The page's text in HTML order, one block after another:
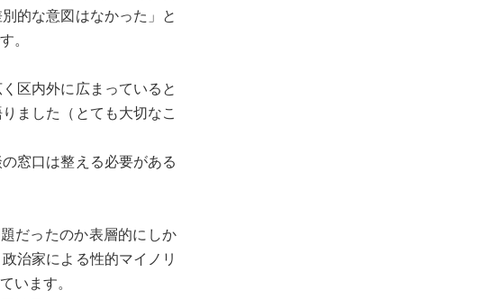
的な意図はなかった」と
。
区内外に広まっていると
ました（とても大切なこ
窓口は整える必要がある
だったのか表層的にしか
治家による性的マイノリ
います。